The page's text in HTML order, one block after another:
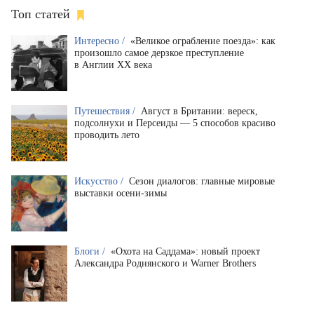
Топ статей
Интересно / «Великое ограбление поезда»: как
произошло самое дерзкое преступление
в Англии XX века
Путешествия / Август в Британии: вереск,
подсолнухи и Персеиды — 5 способов красиво
проводить лето
Искусство / Сезон диалогов: главные мировые
выставки осени-зимы
Блоги / «Охота на Саддама»: новый проект
Александра Роднянского и Warner Brothers